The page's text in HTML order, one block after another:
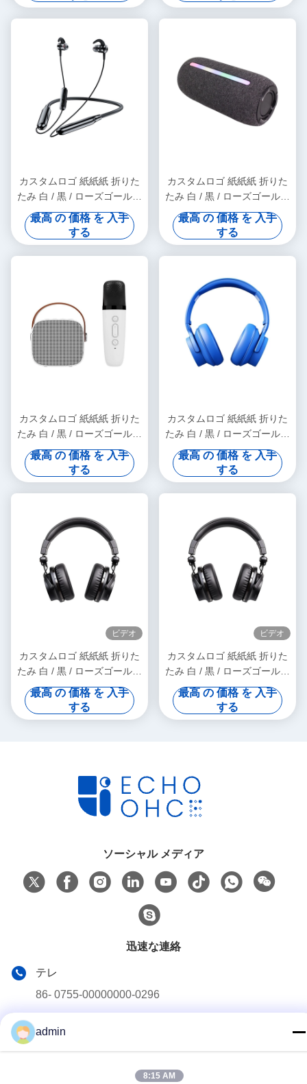
カスタムロゴ 紙紙紙 折りた
たみ 白 / 黒 / ローズゴールド
高級 磁気 ギフト ボックス リ
ボン 閉め付き
最高 の 価格 を 入手
する
カスタムロゴ 紙紙紙 折りた
たみ 白 / 黒 / ローズゴールド
高級 磁気 ギフト ボックス リ
ボン 閉め付き
最高 の 価格 を 入手
する
カスタムロゴ 紙紙紙 折りた
たみ 白 / 黒 / ローズゴールド
高級 磁気 ギフト ボックス リ
ボン 閉め付き
最高 の 価格 を 入手
する
カスタムロゴ 紙紙紙 折りた
たみ 白 / 黒 / ローズゴールド
高級 磁気 ギフト ボックス リ
ボン 閉め付き
最高 の 価格 を 入手
する
ビデオ
カスタムロゴ 紙紙紙 折りた
たみ 白 / 黒 / ローズゴールド
高級 磁気 ギフト ボックス リ
ボン 閉め付き
最高 の 価格 を 入手
する
ビデオ
カスタムロゴ 紙紙紙 折りた
たみ 白 / 黒 / ローズゴールド
高級 磁気 ギフト ボックス リ
ボン 閉め付き
最高 の 価格 を 入手
する
ソーシャル メディア
迅速な連絡
テレ
86- 0755-00000000-0296
admin
8:15 AM